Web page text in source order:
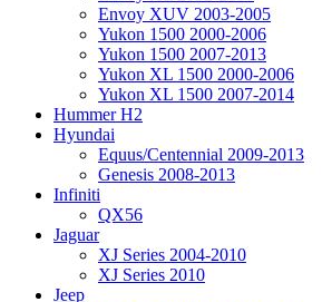
Envoy XUV 2003-2005
Yukon 1500 2000-2006
Yukon 1500 2007-2013
Yukon XL 1500 2000-2006
Yukon XL 1500 2007-2014
Hummer H2
Hyundai
Equus/Centennial 2009-2013
Genesis 2008-2013
Infiniti
QX56
Jaguar
XJ Series 2004-2010
XJ Series 2010
Jeep